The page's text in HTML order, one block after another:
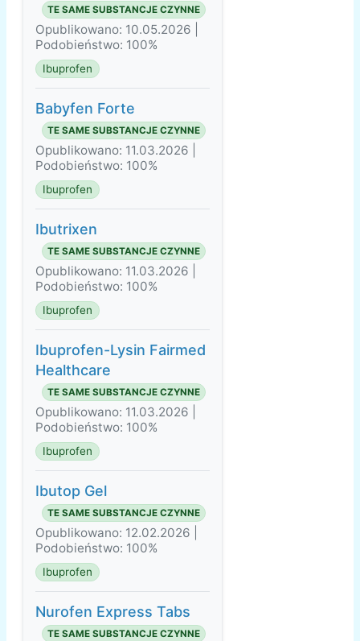
TE SAME SUBSTANCJE CZYNNE
Opublikowano: 10.05.2026 |
Podobieństwo: 100%
Ibuprofen
Babyfen Forte
TE SAME SUBSTANCJE CZYNNE
Opublikowano: 11.03.2026 |
Podobieństwo: 100%
Ibuprofen
Ibutrixen
TE SAME SUBSTANCJE CZYNNE
Opublikowano: 11.03.2026 |
Podobieństwo: 100%
Ibuprofen
Ibuprofen-Lysin Fairmed
Healthcare
TE SAME SUBSTANCJE CZYNNE
Opublikowano: 11.03.2026 |
Podobieństwo: 100%
Ibuprofen
Ibutop Gel
TE SAME SUBSTANCJE CZYNNE
Opublikowano: 12.02.2026 |
Podobieństwo: 100%
Ibuprofen
Nurofen Express Tabs
TE SAME SUBSTANCJE CZYNNE